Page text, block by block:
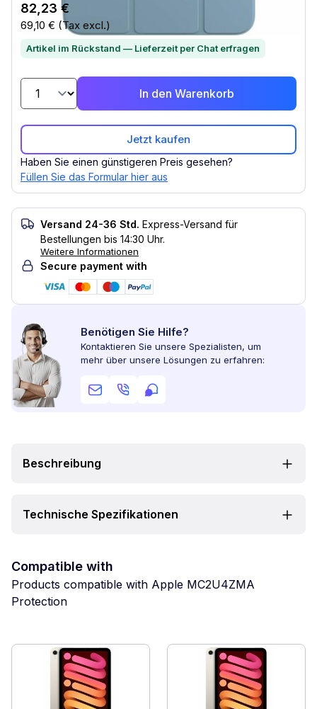
82,23 €
69,10 € (Tax excl.)
Artikel im Rückstand — Lieferzeit per Chat erfragen
In den Warenkorb
Jetzt kaufen
Haben Sie einen günstigeren Preis gesehen?
Füllen Sie das Formular hier aus
Versand 24-36 Std. Express-Versand für
Bestellungen bis 14:30 Uhr.
Weitere Informationen
Secure payment with
Benötigen Sie Hilfe?
Kontaktieren Sie unsere Spezialisten, um
mehr über unsere Lösungen zu erfahren:
Beschreibung
Technische Spezifikationen
Compatible with
Products compatible with Apple MC2U4ZMA
Protection